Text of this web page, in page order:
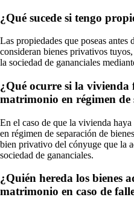
¿Qué sucede si tengo
Las propiedades que poseas antes
consideran bienes privativos
la sociedad de gananciales
¿Qué ocurre si la vivienda
matrimonio en régimen de
En el caso de que la vivienda
en régimen de separación de
bien privativo del cónyuge que la
sociedad de gananciales.
¿Quién hereda los bienes
matrimonio en caso de